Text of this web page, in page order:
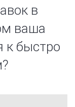
в
ваша
к быстро